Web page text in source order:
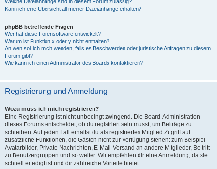
Welche Dateianhänge sind in diesem Forum zulässig?
Kann ich eine Übersicht all meiner Dateianhänge erhalten?
phpBB betreffende Fragen
Wer hat diese Forensoftware entwickelt?
Warum ist Funktion x oder y nicht enthalten?
An wen soll ich mich wenden, falls es Beschwerden oder juristische Anfragen zu diesem
Forum gibt?
Wie kann ich einen Administrator des Boards kontaktieren?
Registrierung und Anmeldung
Wozu muss ich mich registrieren?
Eine Registrierung ist nicht unbedingt zwingend. Die Board-Administration
dieses Forums entscheidet, ob du registriert sein musst, um Beiträge zu
schreiben. Auf jeden Fall erhältst du als registriertes Mitglied Zugriff auf
zusätzliche Funktionen, die Gästen nicht zur Verfügung stehen: zum Beispiel
Avatarbilder, Private Nachrichten, E-Mail-Versand an andere Mitglieder, Beitritt
zu Benutzergruppen und so weiter. Wir empfehlen dir eine Anmeldung, da sie
schnell erledigt ist und dir zahlreiche Vorteile bietet.